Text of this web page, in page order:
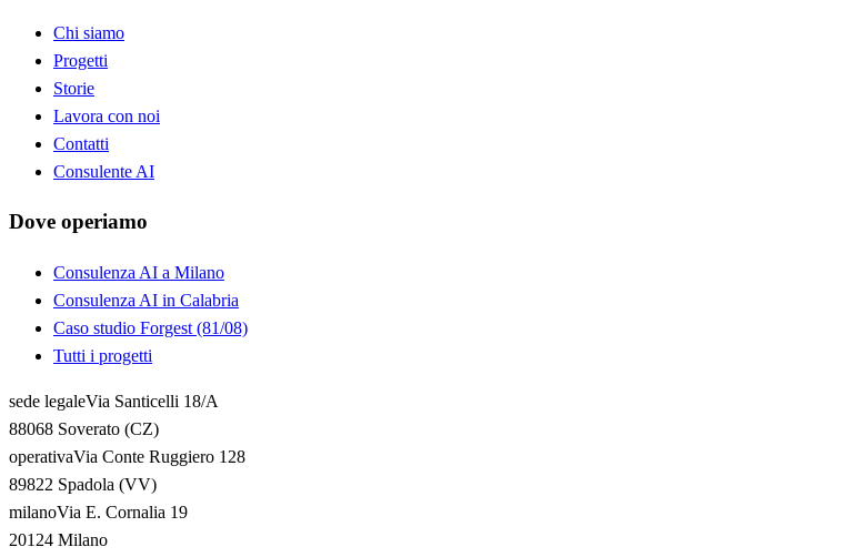
Chi siamo
Progetti
Storie
Lavora con noi
Contatti
Consulente AI
Dove operiamo
Consulenza AI a Milano
Consulenza AI in Calabria
Caso studio Forgest (81/08)
Tutti i progetti
sede legaleVia Santicelli 18/A
88068 Soverato (CZ)
operativaVia Conte Ruggiero 128
89822 Spadola (VV)
milanoVia E. Cornalia 19
20124 Milano